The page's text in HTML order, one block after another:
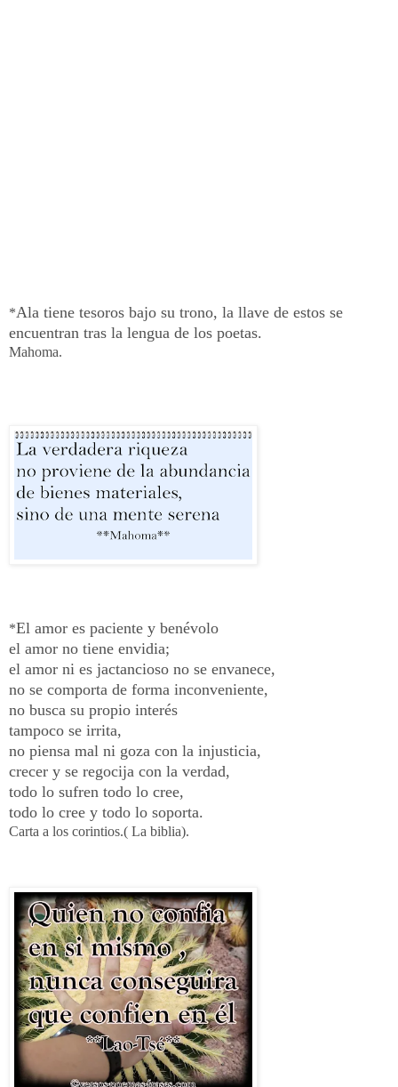
*Ala tiene tesoros bajo su trono, la llave de estos se
encuentran tras la lengua de los poetas.
Mahoma.
*El amor es paciente y benévolo
el amor no tiene envidia;
el amor ni es jactancioso no se envanece,
no se comporta de forma inconveniente,
no busca su propio interés
tampoco se irrita,
no piensa mal ni goza con la injusticia,
crecer y se regocija con la verdad,
todo lo sufren todo lo cree,
todo lo cree y todo lo soporta.
Carta a los corintios.( La biblia).